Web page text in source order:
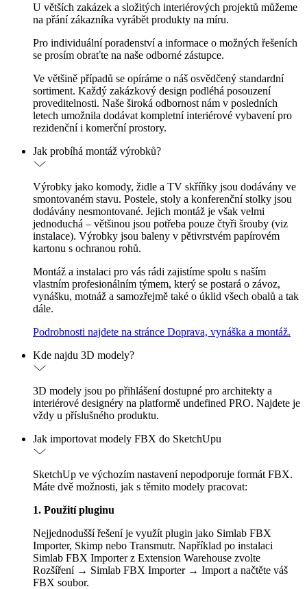
U větších zakázek a složitých interiérových projektů můžeme
na přání zákazníka vyrábět produkty na míru.
Pro individuální poradenství a informace o možných řešeních
se prosím obraťte na naše odborné zástupce.
Ve většině případů se opíráme o náš osvědčený standardní
sortiment. Každý zakázkový design podléhá posouzení
proveditelnosti. Naše široká odbornost nám v posledních
letech umožnila dodávat kompletní interiérové vybavení pro
rezidenční i komerční prostory.
Jak probíhá montáž výrobků?
Výrobky jako komody, židle a TV skříňky jsou dodávány ve
smontovaném stavu. Postele, stoly a konferenční stolky jsou
dodávány nesmontované. Jejich montáž je však velmi
jednoduchá – většinou jsou potřeba pouze čtyři šrouby (viz
instalace). Výrobky jsou baleny v pětivrstvém papírovém
kartonu s ochranou rohů.
Montáž a instalaci pro vás rádi zajistíme spolu s naším
vlastním profesionálním týmem, který se postará o závoz,
vynášku, motnáž a samozřejmě také o úklid všech obalů a tak
dále.
Podrobnosti najdete na stránce Doprava, vynáška a montáž.
Kde najdu 3D modely?
3D modely jsou po přihlášení dostupné pro architekty a
interiérové designéry na platformě undefined PRO. Najdete je
vždy u příslušného produktu.
Jak importovat modely FBX do SketchUpu
SketchUp ve výchozím nastavení nepodporuje formát FBX.
Máte dvě možnosti, jak s těmito modely pracovat:
1. Použití pluginu
Nejjednodušší řešení je využít plugin jako Simlab FBX
Importer, Skimp nebo Transmutr. Například po instalaci
Simlab FBX Importer z Extension Warehouse zvolte
Rozšíření → Simlab FBX Importer → Import a načtěte váš
FBX soubor.